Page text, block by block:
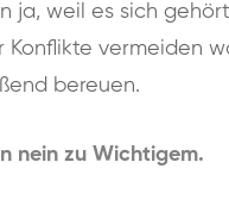
ja, weil es sich
vermeiden
bereuen.
nein zu Wichtigem.